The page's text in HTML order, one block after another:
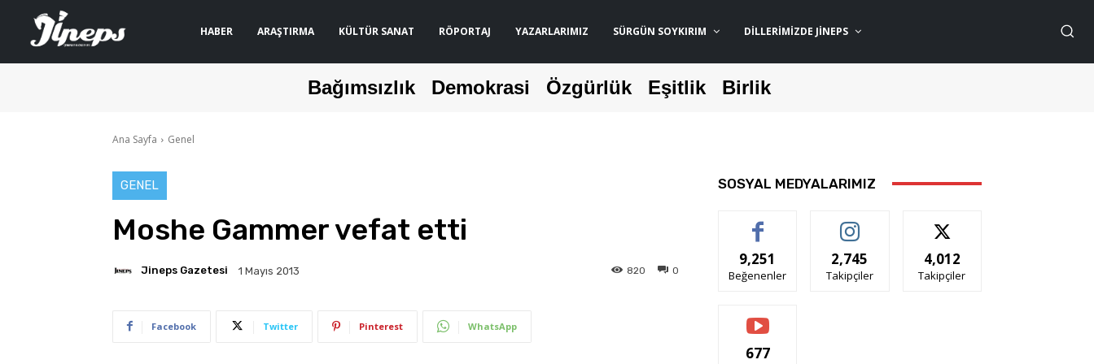
HABER ARAŞTIRMA KÜLTÜR SANAT RÖPORTAJ YAZARLARIMIZ SÜRGÜN SOYKIRIM DILLERIMIZDE JİNEPS
Bağımsızlık Demokrasi Özgürlük Eşitlik Birlik
Ana Sayfa Genel
GENEL
Moshe Gammer vefat etti
Jineps Gazetesi 1 Mayıs 2013 0
820
Facebook Twitter Pinterest WhatsApp
SOSYAL MEDYALARIMIZ
9,251
Beğenenler
2,745
Takipçiler
4,012
Takipçiler
677